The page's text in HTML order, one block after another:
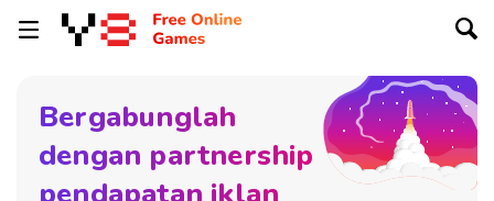
Bergabunglah
dengan partnership